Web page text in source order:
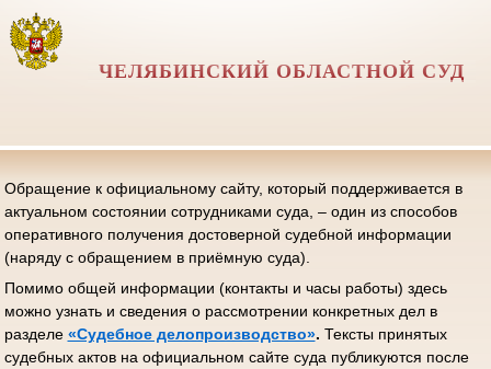
ЧЕЛЯБИНСКИЙ ОБЛАСТНОЙ СУД
Обращение к официальному сайту, который поддерживается в
актуальном состоянии сотрудниками суда, – один из способов
оперативного получения достоверной судебной информации
(наряду с обращением в приёмную суда).
Помимо общей информации (контакты и часы работы) здесь
можно узнать и сведения о рассмотрении конкретных дел в
разделе «Судебное делопроизводство». Тексты принятых
судебных актов на официальном сайте суда публикуются после